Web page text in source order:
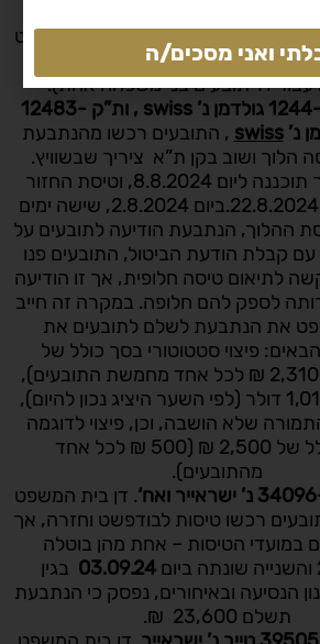
ההלוך) וביום 29.08.24. במקרה זה חייב בית המשפט
גולדמן נ’ swiss
, ות”ק 12483-
swiss , התובעים רכשו מהנתבעת
הלוך ושוב בקן ת”א ציריך שבשוויץ.
טיסת ההלוך תוכננה ליום 8.8.2024, וטיסת החזור
תוכננה ליום 22.8.2024.ביום 2.8.2024, שישה ימים
ההלוך, הנתבעת הודיעה לתובעים על
עם קבלת הודעת הביטול, התובעים פנו
לתיאום טיסה חלופית, אך זו הודיעה
לספק להם חלופה. במקרה זה חייב
את הנתבעת לשלם לתובעים את
פיצוי סטטוטורי בסך כולל של
11,550 ₪ ( 2,310 ₪ לכל אחד מחמשת התובעים),
החזר בסך 1,011 דולר (לפי השער היציג נכון להיום),
שלא הושבה, וכן, פיצוי לדוגמה
בסך כולל של 2,500 ₪ (500 ₪ לכל אחד
מהתובעים).
‘. דן בית המשפט
רכשו טיסות לבודפשט וחזרה, אך
במועדי הטיסות – אחת מהן בוטלה
והשנייה שונתה ביום03.09.24 בגין
הנסיעה ובאיחורים, נפסק כי הנתבעת
תשלם 23,600 ₪.
ואני מסכים/ה